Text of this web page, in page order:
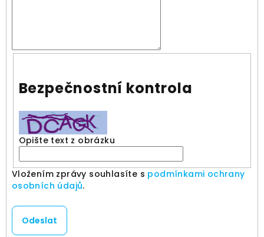
Bezpečnostní kontrola
Opište text z obrázku
Vložením zprávy souhlasíte s podmínkami ochrany
osobních údajů.
Odeslat